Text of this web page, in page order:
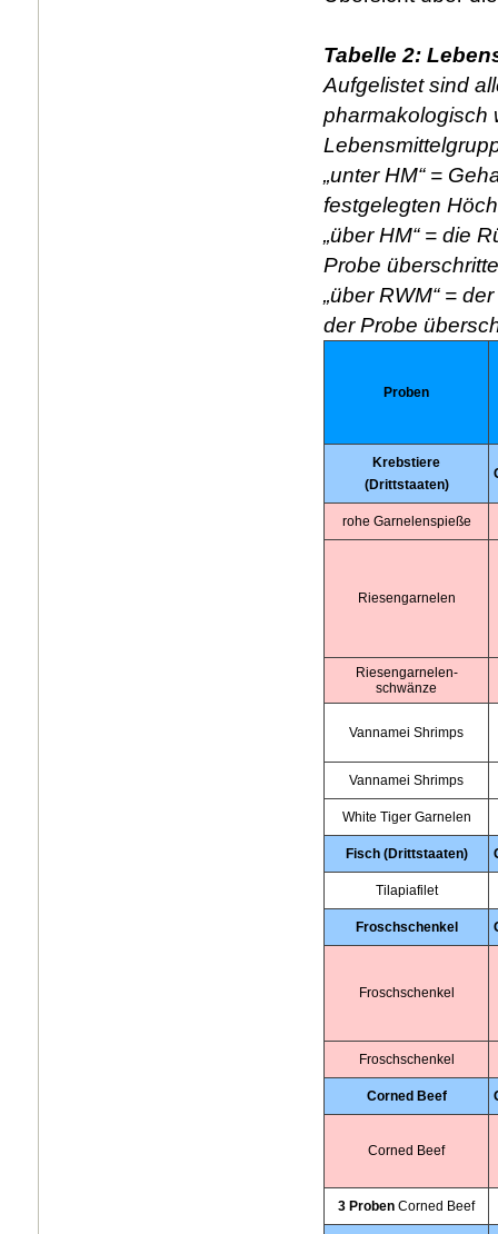
Tabelle 2:
Aufgelistet sind
pharmakologisch
„unter HM“ =
festgelegten
„über HM“ = die
Probe
„über RWM“ =
der Probe
Proben
Krebstiere
(Drittstaaten)
rohe Garnelenspieße
Riesengarnelen
Riesengarnelen-
schwänze
Vannamei Shrimps
Vannamei Shrimps
White Tiger Garnelen
Fisch (Drittstaaten)
Tilapiafilet
Froschschenkel
Froschschenkel
Froschschenkel
Corned Beef
Corned Beef
3 Proben Corned Beef